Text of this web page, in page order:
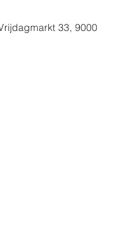
33, 9000